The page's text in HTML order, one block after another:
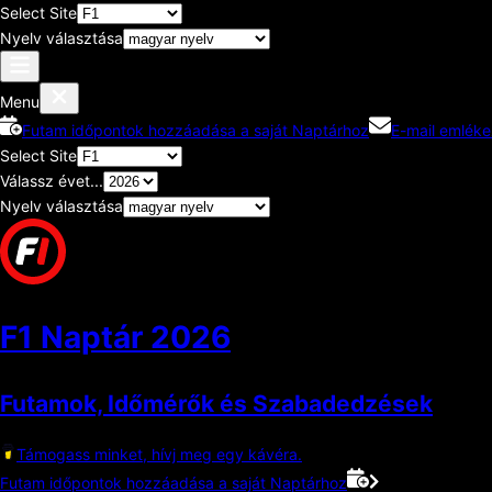
Select Site
Nyelv választása
Menu
Futam időpontok hozzáadása a saját Naptárhoz
E-mail
Select Site
Válassz évet...
Nyelv választása
F1 Naptár 2026
Futamok, Időmérők és Szabadedzések
Támogass minket, hívj meg egy kávéra.
Futam időpontok hozzáadása a saját Naptárhoz